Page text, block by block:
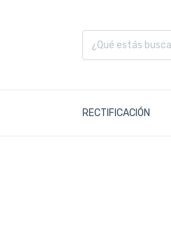
RECTIFICACIÓN